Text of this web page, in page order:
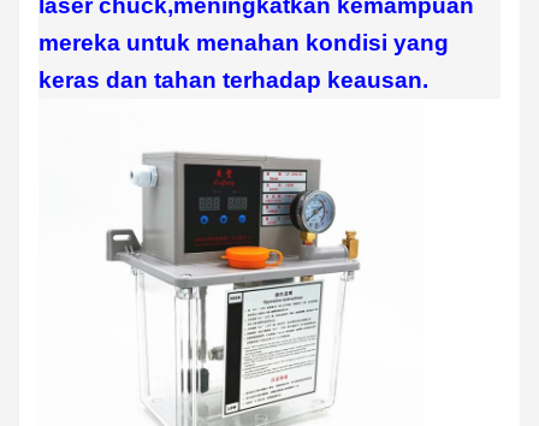
laser chuck,meningkatkan kemampuan
mereka untuk menahan kondisi yang
keras dan tahan terhadap keausan.